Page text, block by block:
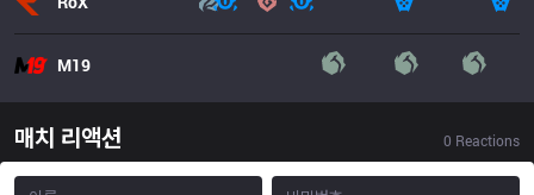
M19
매치 리액션 0 Reactions